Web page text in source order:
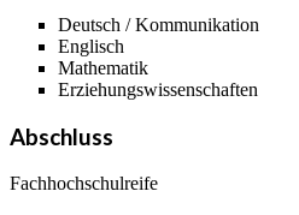
Deutsch / Kommunikation
Englisch
Mathematik
Erziehungswissenschaften
Abschluss
Fachhochschulreife